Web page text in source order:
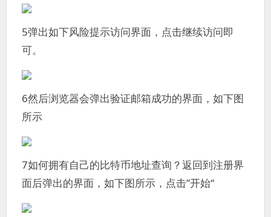
5弹出如下风险提示访问界面，点击继续访问即
可。
6然后浏览器会弹出验证邮箱成功的界面，如下图
所示
7如何拥有自己的比特币地址查询？返回到注册界
面后弹出的界面，如下图所示，点击”开始“